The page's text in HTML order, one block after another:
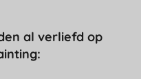
al verliefd op